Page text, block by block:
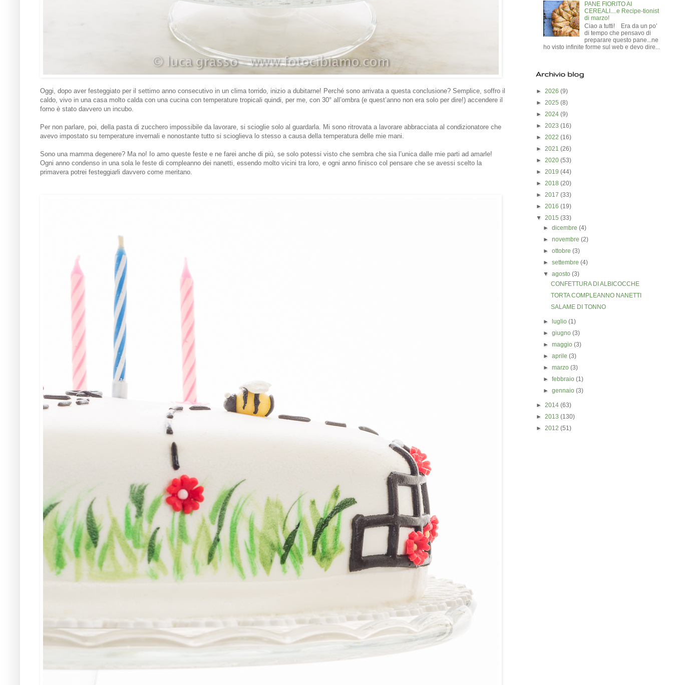
Oggi, dopo aver festeggiato per il settimo anno consecutivo in un clima torrido, inizio a dubitarne! Perché sono arrivata a questa conclusione? Semplice, soffro il
caldo, vivo in una casa molto calda con una cucina con temperature tropicali quindi, per me, con 30° all’ombra (e quest’anno non era solo per dire!) accendere il
forno è stato davvero un incubo.
Per non parlare, poi, della pasta di zucchero impossibile da lavorare, si scioglie solo al guardarla. Mi sono ritrovata a lavorare abbracciata al condizionatore che
avevo impostato su temperature invernali e nonostante tutto si scioglieva lo stesso a causa della temperatura delle mie mani.
Sono una mamma degenere? Ma no! Io amo queste feste e ne farei anche di più, se solo potessi visto che sembra che sia l’unica dalle mie parti ad amarle!
Ogni anno condenso in una sola le feste di compleanno dei nanetti, essendo molto vicini tra loro, e ogni anno finisco col pensare che se avessi scelto la
primavera potrei festeggiarli davvero come meritano.
PANE FIORITO AI
CEREALI....e Recipe-tionist
di marzo!
Ciao a tutti! Era da un po’
di tempo che pensavo di
preparare questo pane...ne
ho visto infinite forme sul web e devo dire...
Archivio blog
► 2026 (9)
► 2025 (8)
► 2024 (9)
► 2023 (16)
► 2022 (16)
► 2021 (26)
► 2020 (53)
► 2019 (44)
► 2018 (20)
► 2017 (33)
► 2016 (19)
▼ 2015 (33)
►dicembre(4)
►novembre(2)
►ottobre(3)
►settembre(4)
▼agosto(3)
CONFETTURA DI ALBICOCCHE
TORTA COMPLEANNO NANETTI
SALAME DI TONNO
►luglio(1)
►giugno(3)
►maggio(3)
►aprile(3)
►marzo(3)
►febbraio(1)
►gennaio(3)
► 2014 (63)
► 2013 (130)
► 2012 (51)